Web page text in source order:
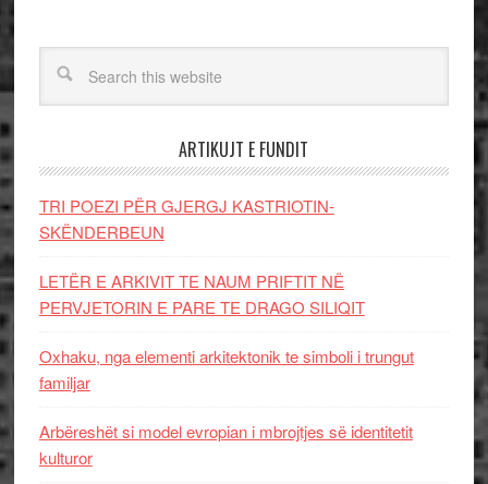
ARTIKUJT E FUNDIT
TRI POEZI PËR GJERGJ KASTRIOTIN-
SKËNDERBEUN
LETËR E ARKIVIT TE NAUM PRIFTIT NË
PERVJETORIN E PARE TE DRAGO SILIQIT
Oxhaku, nga elementi arkitektonik te simboli i trungut
familjar
Arbëreshët si model evropian i mbrojtjes së identitetit
kulturor